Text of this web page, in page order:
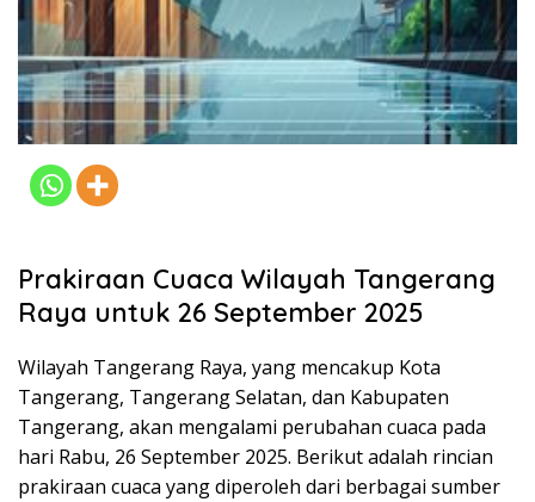
Prakiraan Cuaca Wilayah Tangerang
Raya untuk 26 September 2025
Wilayah Tangerang Raya, yang mencakup Kota
Tangerang, Tangerang Selatan, dan Kabupaten
Tangerang, akan mengalami perubahan cuaca pada
hari Rabu, 26 September 2025. Berikut adalah rincian
prakiraan cuaca yang diperoleh dari berbagai sumber